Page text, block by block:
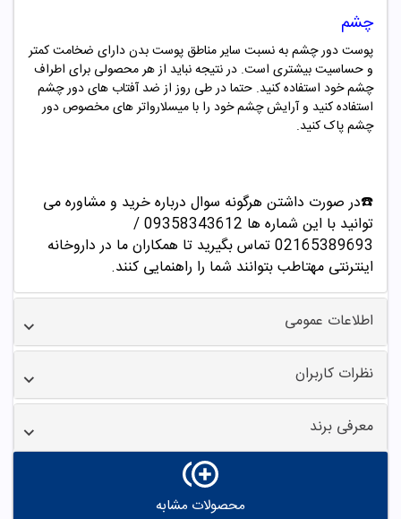
چشم
پوست دور چشم به نسبت سایر مناطق پوست بدن دارای ضخامت کمتر
و حساسیت بیشتری است. در نتیجه نباید از هر محصولی برای اطراف
چشم خود استفاده کنید. حتما در طی روز از ضد آفتاب های دور چشم
استفاده کنید و آرایش چشم خود را با میسلارواتر های مخصوص دور
چشم پاک کنید.
☎️در صورت داشتن هرگونه سوال درباره خرید و مشاوره می
توانید با این شماره ها 09358343612 /
02165389693تماس بگیرید تا همکاران ما در داروخانه
اینترنتی مهتاطب بتوانند شما را راهنمایی کنند.
اطلاعات عمومی
نظرات کاربران
معرفی برند
محصولات مشابه